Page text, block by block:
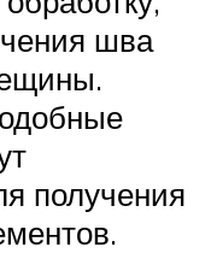
шва
получения